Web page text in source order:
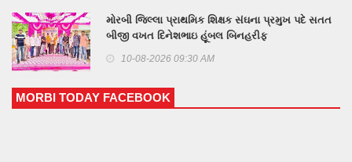
મોરબી જિલ્લા પ્રાથમિક શિક્ષક સંઘના પ્રમુખ પદે સતત
બીજી વખત દિનેશભાઇ હૂંબલ બિનહરીફ
10-08-2026 09:30 AM
MORBI TODAY FACEBOOK